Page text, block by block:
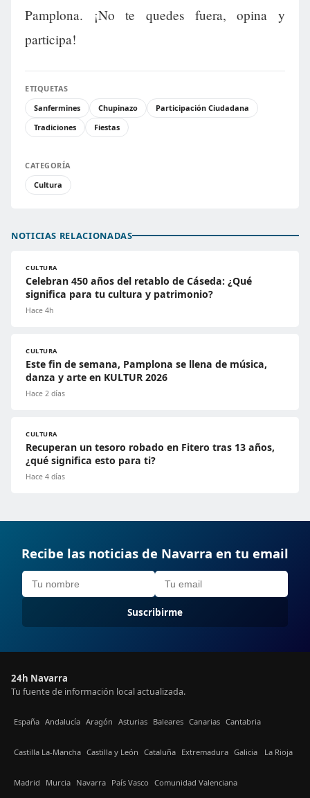
Pamplona. ¡No te quedes fuera, opina y
participa!
ETIQUETAS
Sanfermines
Chupinazo
Participación Ciudadana
Tradiciones
Fiestas
CATEGORÍA
Cultura
NOTICIAS RELACIONADAS
CULTURA
Celebran 450 años del retablo de Cáseda: ¿Qué
significa para tu cultura y patrimonio?
Hace 4h
CULTURA
Este fin de semana, Pamplona se llena de música,
danza y arte en KULTUR 2026
Hace 2 días
CULTURA
Recuperan un tesoro robado en Fitero tras 13 años,
¿qué significa esto para ti?
Hace 4 días
Recibe las noticias de Navarra en tu email
Suscribirme
24h Navarra
Tu fuente de información local actualizada.
España Andalucía Aragón Asturias Baleares Canarias Cantabria
Castilla La-Mancha Castilla y León Cataluña Extremadura Galicia La Rioja
Madrid Murcia Navarra País Vasco Comunidad Valenciana